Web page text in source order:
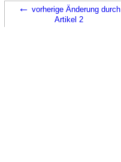
← vorherige Änderung durch
Artikel 2